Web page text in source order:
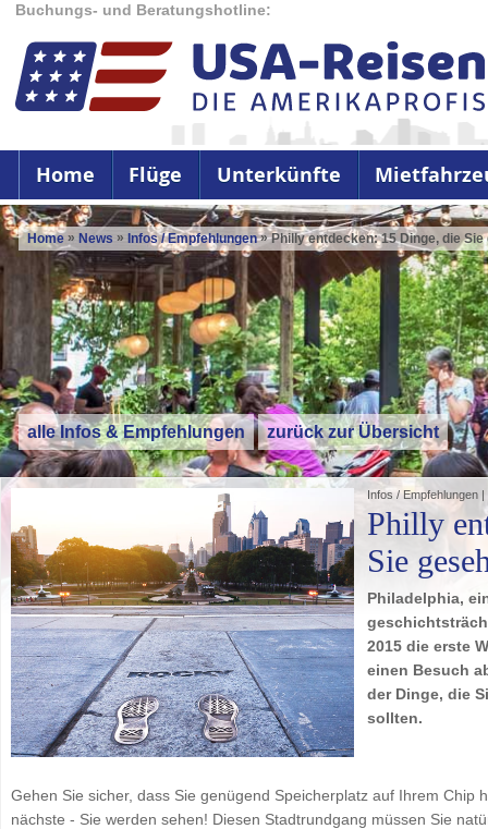
Buchungs- und Beratungshotline:
Home Flüge Unterkünfte
Home » News » Infos / Empfehlungen»Philly entdecken: 15 Dinge, die
alle Infos & Empfehlungen zurück zur Übersicht
Infos / Empfehlungen
Philly
Sie
Philadelphia,
2015 die erste
einen Besuch
der Dinge, die
sollten.
Gehen Sie sicher, dass Sie genügend Speicherplatz auf Ihrem Chip
nächste - Sie werden sehen! Diesen Stadtrundgang müssen Sie